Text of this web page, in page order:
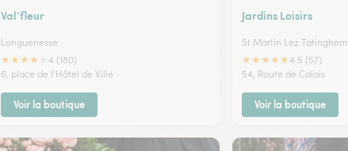
Val’fleur
Longuenesse
★★★★
4 (180)
6, place de l'Hôtel de Ville
Voir la boutique
Jardins Loisirs
St Martin Lez Tatinghem
★★★★★4.5 (57)
54, Route de Calais
Voir la boutique